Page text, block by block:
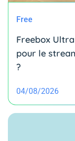
Free
Freebox
pour le
?
04/08/2026